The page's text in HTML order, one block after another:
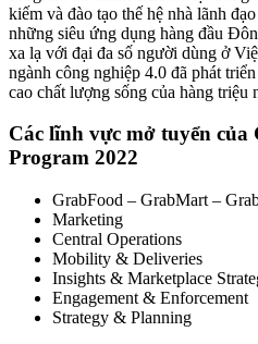
kiếm và đào tạo thế hệ nhà lãnh
những siêu ứng dụng hàng đầu
xa lạ với đại đa số người dùng ở
ngành công nghiệp 4.0 đã phát
cao chất lượng sống của hàng triệu
Các lĩnh vực mở tuyển
Program 2022
GrabFood – GrabMart –
Marketing
Central Operations
Mobility & Deliveries
Insights & Marketplace
Engagement & Enforcement
Strategy & Planning